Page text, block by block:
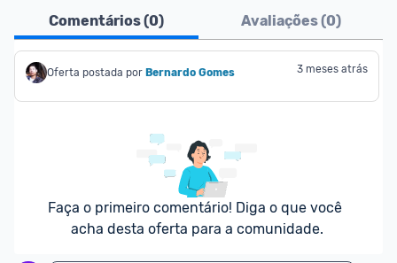
Comentários (0) Avaliações (0)
Oferta postada por Bernardo Gomes 3 meses atrás
Faça o primeiro comentário! Diga o que você
acha desta oferta para a comunidade.